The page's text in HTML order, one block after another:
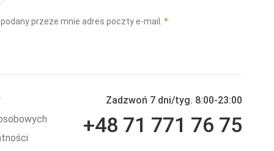
przeze mnie adres poczty e-mail. *(wymagane)
Zadzwoń 7 dni/tyg. 8:00-23:00
+48 71 771 76 75